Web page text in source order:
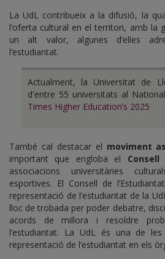
La UdL contribueix a la difusió, la
l’oferta cultural en el territori, amb la
un alt valor, algunes d’elles
l’estudiantat.
Actualment, la Universitat de
d'entre 55 universitats al
Times Higher Education’s 2025
També cal destacar el moviment
important que engloba el
associacions universitàries
esportives. El Consell de
representació de l’estudiantat de la
lloc de trobada per poder debatre,
acords de millora i resoldre
l’estudiantat. La UdL és una de
representació de l’estudiantat en els